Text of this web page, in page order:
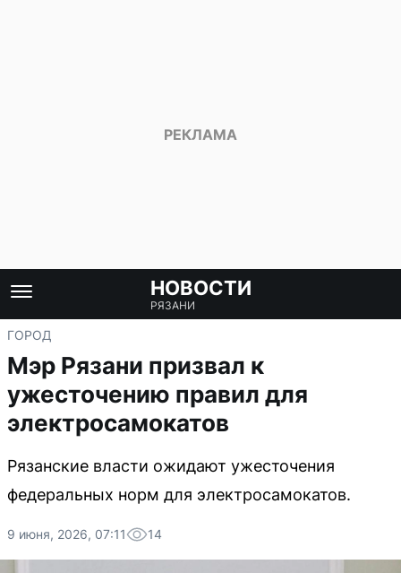
НОВОСТИ
РЯЗАНИ
ГОРОД
Мэр Рязани призвал к
ужесточению правил для
электросамокатов
Рязанские власти ожидают ужесточения
федеральных норм для электросамокатов.
9 июня, 2026, 07:11 14